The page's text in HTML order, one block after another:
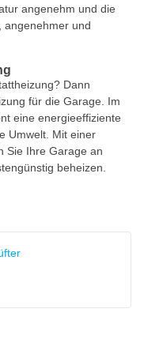
angenehm und die
angenehmer und
Dann
für die Garage. Im
eine energieeffiziente
Umwelt. Mit einer
Sie Ihre Garage an
beheizen.